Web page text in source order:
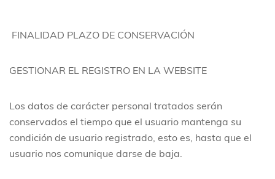
FINALIDAD PLAZO DE CONSERVACIÓN
GESTIONAR EL REGISTRO EN LA WEBSITE
Los datos de carácter personal tratados serán
conservados el tiempo que el usuario mantenga su
condición de usuario registrado, esto es, hasta que el
usuario nos comunique darse de baja.